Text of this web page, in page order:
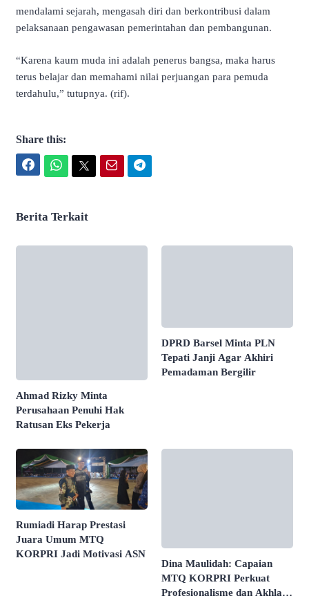
mendalami sejarah, mengasah diri dan berkontribusi dalam
pelaksanaan pengawasan pemerintahan dan pembangunan.
“Karena kaum muda ini adalah penerus bangsa, maka harus
terus belajar dan memahami nilai perjuangan para pemuda
terdahulu,” tutupnya. (rif).
Share this:
Berita Terkait
Ahmad Rizky Minta
Perusahaan Penuhi Hak
Ratusan Eks Pekerja
DPRD Barsel Minta PLN
Tepati Janji Agar Akhiri
Pemadaman Bergilir
Rumiadi Harap Prestasi
Juara Umum MTQ
KORPRI Jadi Motivasi ASN
Dina Maulidah: Capaian
MTQ KORPRI Perkuat
Profesionalisme dan Akhlak